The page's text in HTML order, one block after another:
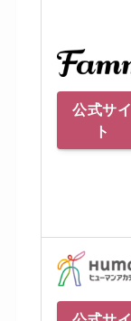
公式サイ
ト